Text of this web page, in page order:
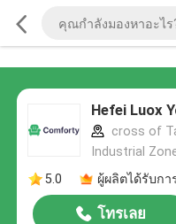
Hefei Luox
cross of
Industrial
5.0
ผู้ผลิตได้รับกา
โทรเลย